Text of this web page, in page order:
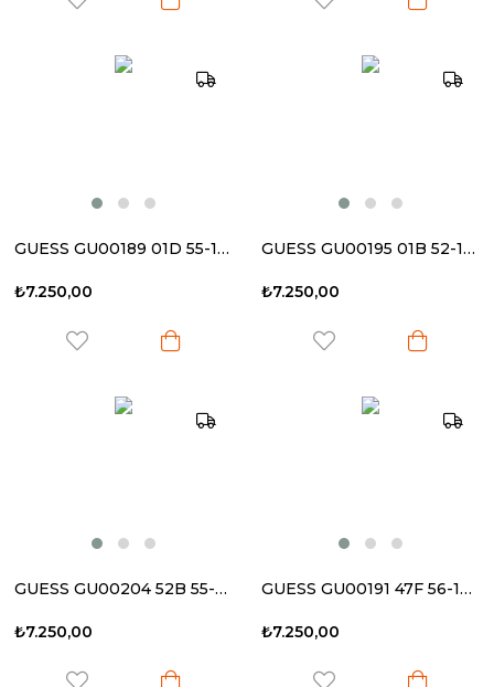
GUESS GU00189 01D 55-17 140 Kadın Güneş Gözlüğü
₺7.250,00
GUESS GU00195 01B 52-17 140 Kadın Güneş Gözlüğü
₺7.250,00
GUESS GU00204 52B 55-17 140 Kadın Güneş Gözlüğü
₺7.250,00
GUESS GU00191 47F 56-16 140 Kadın Güneş Gözlüğü
₺7.250,00